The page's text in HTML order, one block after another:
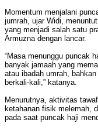
Momentum menjalani
jumrah, ujar Widi,
yang menjadi salah satu
Armuzna dengan lancar.
“Masa menunggu puncak
banyak jamaah yang
atau ibadah umrah,
berkali-kali,” katanya.
Menurutnya, aktivitas
ketahanan fisik melemah,
pada saat puncak haji